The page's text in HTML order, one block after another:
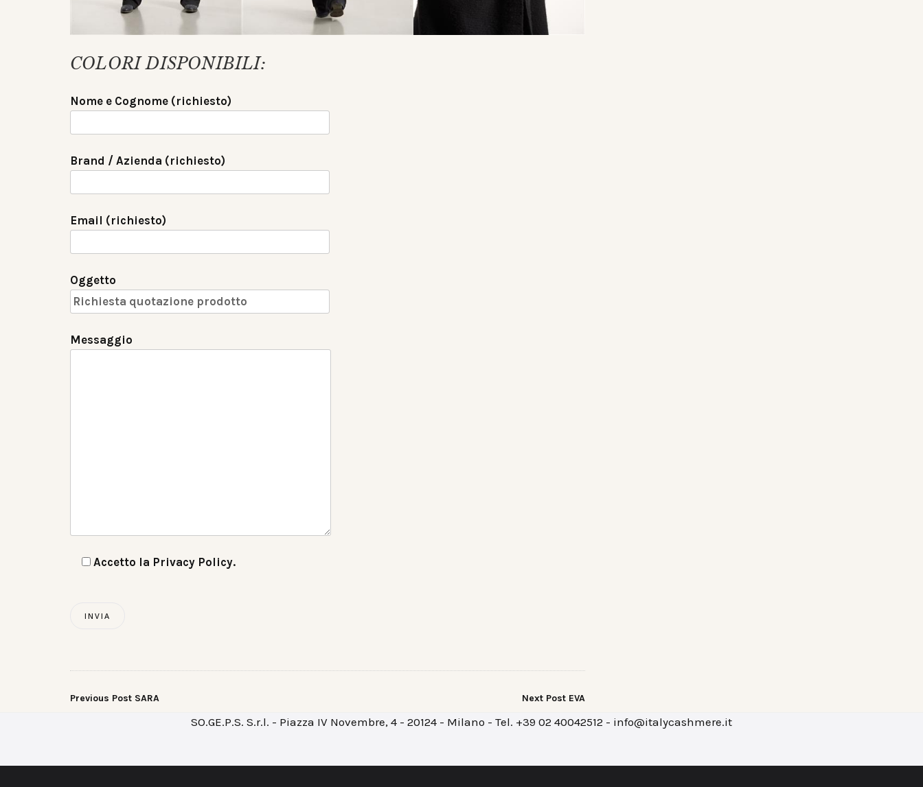
COLORI DISPONIBILI:
Nome e Cognome (richiesto)
Brand / Azienda (richiesto)
Email (richiesto)
Oggetto
Messaggio
Accetto la Privacy Policy.
Navigazione
Previous Post SARA Next Post EVA
SO.GE.P.S. S.r.l. - Piazza IV Novembre, 4 - 20124 - Milano - Tel. +39 02 40042512 - info@italycashmere.it